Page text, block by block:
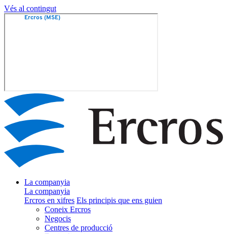
Vés al contingut
La companyia
La companyia
Ercros en xifres Els principis que ens guien
Coneix Ercros
Negocis
Centres de producció